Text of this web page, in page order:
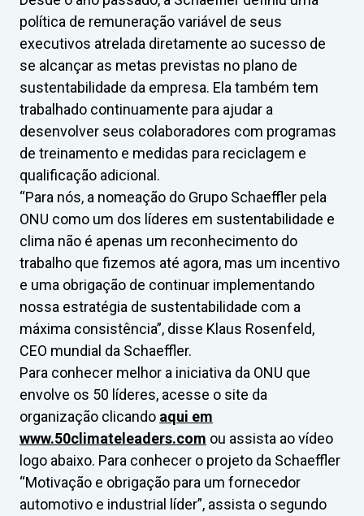
política de remuneração variável de seus
executivos atrelada diretamente ao sucesso de
se alcançar as metas previstas no plano de
sustentabilidade da empresa. Ela também tem
trabalhado continuamente para ajudar a
desenvolver seus colaboradores com programas
de treinamento e medidas para reciclagem e
qualificação adicional.
“Para nós, a nomeação do Grupo Schaeffler pela
ONU como um dos líderes em sustentabilidade e
clima não é apenas um reconhecimento do
trabalho que fizemos até agora, mas um incentivo
e uma obrigação de continuar implementando
nossa estratégia de sustentabilidade com a
máxima consistência”, disse Klaus Rosenfeld,
CEO mundial da Schaeffler.
Para conhecer melhor a iniciativa da ONU que
envolve os 50 líderes, acesse o site da
organização clicando aqui em
www.50climateleaders.com ou assista ao vídeo
logo abaixo. Para conhecer o projeto da Schaeffler
“Motivação e obrigação para um fornecedor
automotivo e industrial líder”, assista o segundo